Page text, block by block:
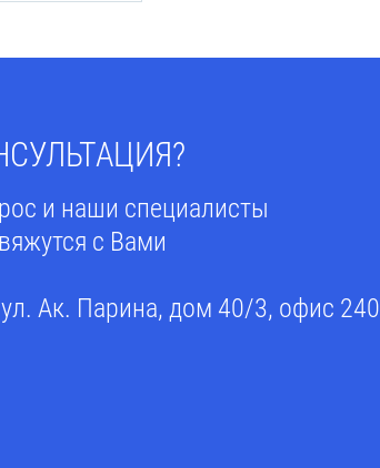
и наши специалисты
с Вами
ул. Ак. Парина, дом 40/3, офис 240